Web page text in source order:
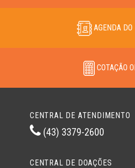
AGENDA DO
COTAÇÃO
CENTRAL DE ATENDIMENTO
(43) 3379-2600
CENTRAL DE DOAÇÕES